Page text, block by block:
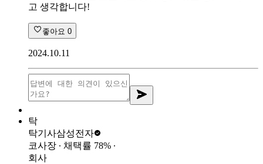
고 생각합니다!
좋아요 0
2024.10.11
탁
탁기사삼성전자
코사장 ∙ 채택률 78% ∙
회사